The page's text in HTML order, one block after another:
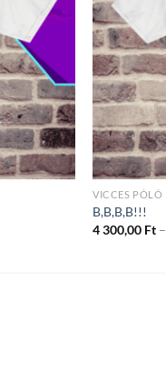
VICCES PÓLÓ
B,B,B,B!!!
4 300,00 Ft –